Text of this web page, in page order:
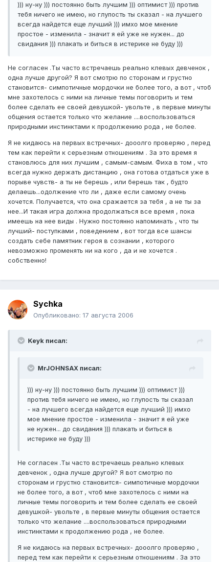
))) ну-ну ))) постоянно быть лучшим ))) оптимист ))) против
тебя ничего не имею, но глупость ты сказал - на лучшего
всегда найдется еще лучший ))) имхо мое мнение
простое - изменила - значит я ей уже не нужен... до
свидания ))) плакать и биться в истерике не буду )))
Не согласен .Ты часто встречаешь реально клевых девченок ,
одна лучше другой? Я вот смотрю по сторонам и грустно
становится- симпотичные мордочки не более того, а вот , чтоб
мне захотелось с ними на личные темы поговорить и тем
более сделать ее своей девушкой- увольте , в первые минуты
общения остается только что желание ....воспользоваться
природными инстинктами к продолжению рода , не более.
Я не кидаюсь на первых встречных- дооолго проверяю , перед
тем как перейти к серьезным отношениям . За это время я
становлюсь для них лучшим , самым-самым. Фиха в том , что
всегда нужно держать дистанцию , она готова отдаться уже в
порыве чувств- а ты не берешь , или берешь так , будто
делаешь...одолжение что ли , даже если самому очень
хочется. Получается, что она сражается за тебя , а не ты за
нее...И такая игра должна продолжаться все время , пока
имеешь на нее виды . Нужно постоянно напоминать , что ты
лучший- поступками , поведением , вот тогда все шансы
создать себе памятник героя в сознании , которого
невозможно променять ни на кого , да и не хочется .
собственно!
Sychka
Опубликовано: 17 августа 2006
Keyk писал:
MrJOHNSAX писал:
))) ну-ну ))) постоянно быть лучшим ))) оптимист )))
против тебя ничего не имею, но глупость ты сказал
- на лучшего всегда найдется еще лучший ))) имхо
мое мнение простое - изменила - значит я ей уже
не нужен... до свидания ))) плакать и биться в
истерике не буду )))
Не согласен .Ты часто встречаешь реально клевых
девченок , одна лучше другой? Я вот смотрю по
сторонам и грустно становится- симпотичные мордочки
не более того, а вот , чтоб мне захотелось с ними на
личные темы поговорить и тем более сделать ее своей
девушкой- увольте , в первые минуты общения остается
только что желание ....воспользоваться природными
инстинктами к продолжению рода , не более.
Я не кидаюсь на первых встречных- дооолго проверяю ,
перед тем как перейти к серьезным отношениям . За это